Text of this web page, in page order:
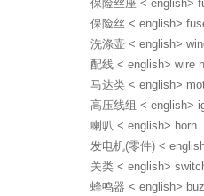
保险丝座 < english>
保险丝 < english>
洗涤壶 < english>
配线 < english> wire
马达类 < english>
高压线组 < english>
喇叭 < english> horn
发电机(零件) <
关类 < english>
蜂鸣器 < english>